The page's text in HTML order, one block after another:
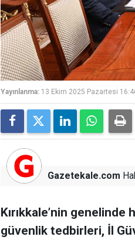
Yayınlanma: 13 Ekim 2025 Pazartesi
Gazetekale.com
Kırıkkale’nin
güvenlik tedbirleri, İl